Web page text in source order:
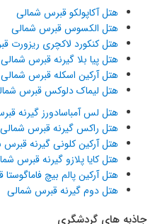
هتل آکاپولکو قبرس شمالی
هتل الکسوس قبرس شمالی
هتل کنکورد لاکچری ریزورت
هتل پیا بلا گیرنه قبرس شمالی
هتل آرکین اسکله قبرس شمالی
هتل لیماک دلوکس قبرس
هتل لس آمباسادورز گیرنه
هتل راکس گیرنه قبرس شمالی
هتل آرکین کلونی گیرنه
هتل کایا پلازو گیرنه قبرس
هتل آرکین پالم بیچ
هتل دوم گیرنه قبرس شمالی
جاذبه های گردشگری